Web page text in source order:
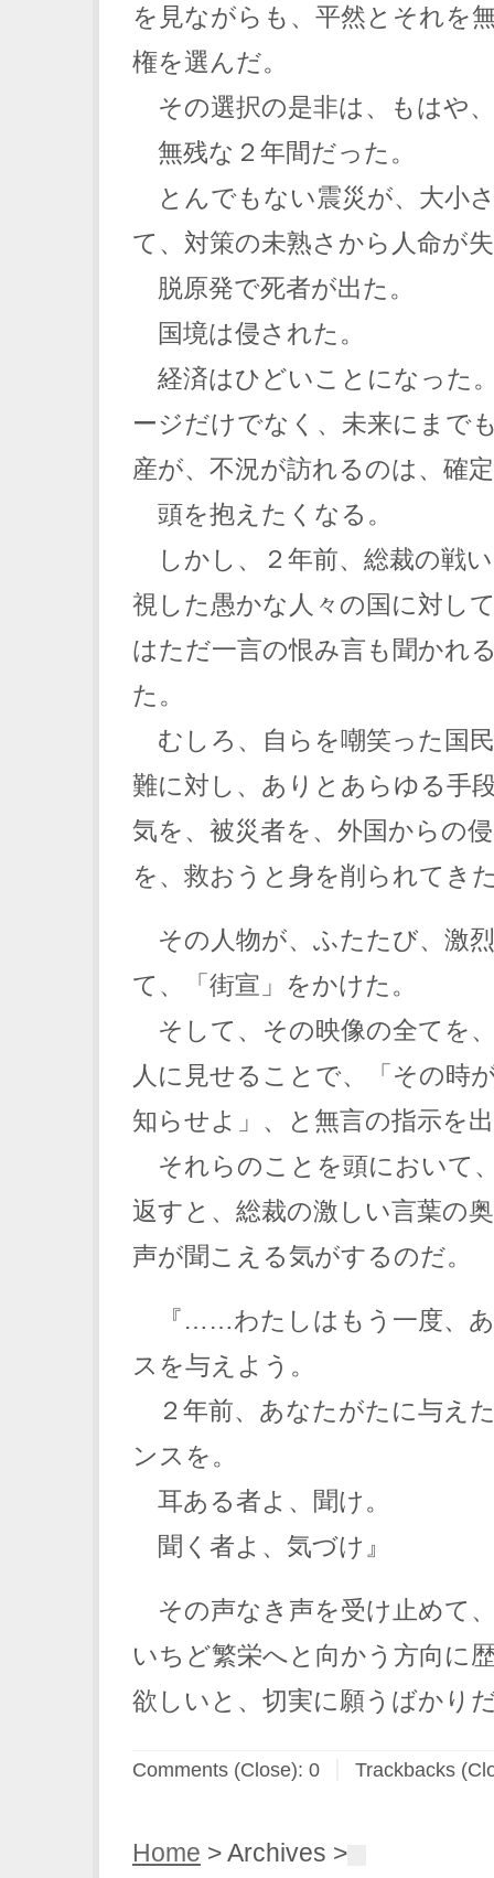
を見ながらも、平然とそれを
権を選んだ。
その選択の是非は、もはや
無残な２年間だった。
とんでもない震災が、大小
て、対策の未熟さから人命が
脱原発で死者が出た。
国境は侵された。
経済はひどいことになった
ージだけでなく、未来にまで
産が、不況が訪れるのは、確
頭を抱えたくなる。
しかし、２年前、総裁の戦
視した愚かな人々の国に対し
はただ一言の恨み言も聞かれ
た。
むしろ、自らを嘲笑った国
難に対し、ありとあらゆる手
気を、被災者を、外国からの
を、救おうと身を削られてき
その人物が、ふたたび、激
て、「街宣」をかけた。
そして、その映像の全てを
人に見せることで、「その時
知らせよ」、と無言の指示を
それらのことを頭において
返すと、総裁の激しい言葉の
声が聞こえる気がするのだ。
『……わたしはもう一度、あ
スを与えよう。
２年前、あなたがたに与え
ンスを。
耳ある者よ、聞け。
聞く者よ、気づけ』
その声なき声を受け止めて
いちど繁栄へと向かう方向に
欲しいと、切実に願うばかり
Comments (Close): 0 Trackbacks
Home > Archives >